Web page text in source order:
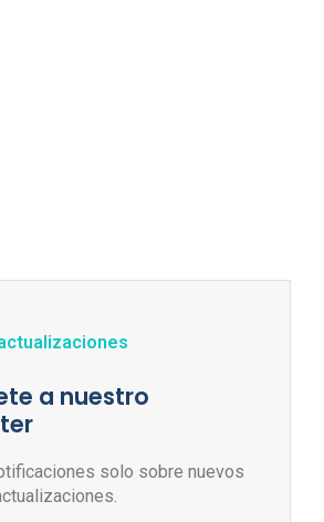
a nuestro
solo sobre nuevos